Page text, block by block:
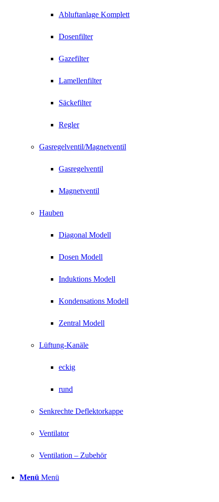
Abluftanlage Komplett
Dosenfilter
Gazefilter
Lamellenfilter
Säckefilter
Regler
Gasregelventil/Magnetventil
Gasregelventil
Magnetventil
Hauben
Diagonal Modell
Dosen Modell
Induktions Modell
Kondensations Modell
Zentral Modell
Lüftung-Kanäle
eckig
rund
Senkrechte Deflektorkappe
Ventilator
Ventilation – Zubehör
Menü Menü